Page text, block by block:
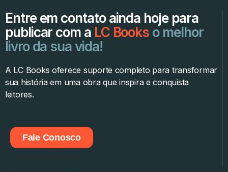
Entre em contato ainda hoje para
publicar com a LC Books o melhor
livro da sua vida!
A LC Books oferece suporte completo para transformar
sua história em uma obra que inspira e conquista
leitores.
Fale Conosco